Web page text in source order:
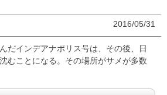
2016/05/31
だインデアナポリス号は、その後、日
むことになる。その場所がサメが多数